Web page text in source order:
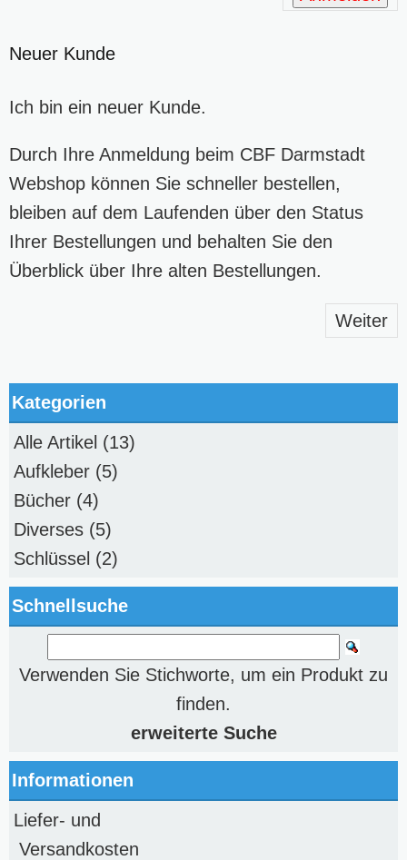
Neuer Kunde
Ich bin ein neuer Kunde.
Durch Ihre Anmeldung beim CBF Darmstadt
Webshop können Sie schneller bestellen,
bleiben auf dem Laufenden über den Status
Ihrer Bestellungen und behalten Sie den
Überblick über Ihre alten Bestellungen.
Weiter
Kategorien
Alle Artikel (13)
Aufkleber (5)
Bücher (4)
Diverses (5)
Schlüssel (2)
Schnellsuche
Verwenden Sie Stichworte, um ein Produkt zu
finden.
erweiterte Suche
Informationen
Liefer- und
Versandkosten